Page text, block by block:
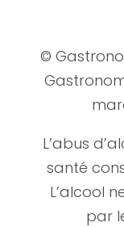
©
L’abus
santé
L’alcool
par